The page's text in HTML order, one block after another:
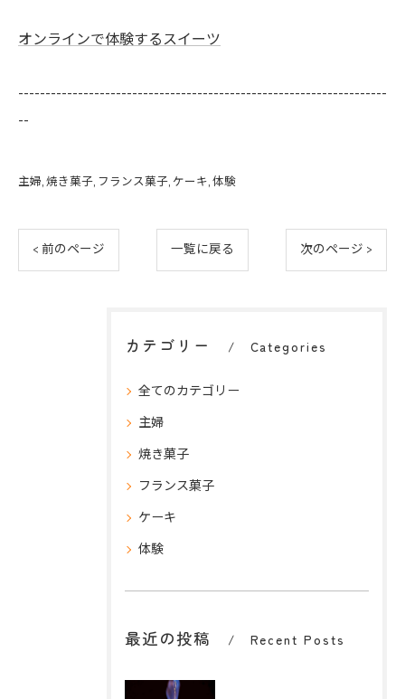
オンラインで体験するスイーツ
--------------------------------------------------------------------
--
主婦 焼き菓子 フランス菓子 ケーキ 体験
< 前のページ 一覧に戻る 次のページ >
カテゴリー Categories
全てのカテゴリー
主婦
焼き菓子
フランス菓子
ケーキ
体験
最近の投稿 Recent Posts